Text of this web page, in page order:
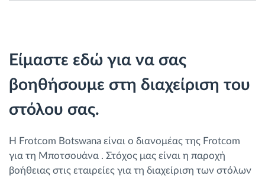
Πώς να λύσουμε τις ανάγκες των
δραστηριοτήτων του στόλου
Υπολογιστής εξοικονόμησης
Είμαστε εδώ για να σας
βοηθήσουμε στη διαχείριση του
στόλου σας.
Η Frotcom Botswana είναι ο διανομέας της Frotcom
για τη Μποτσουάνα . Στόχος μας είναι η παροχή
βοήθειας στις εταιρείες για τη διαχείριση των στόλων